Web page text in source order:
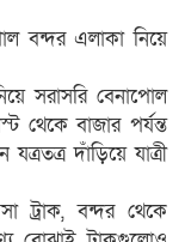
বন্দর এলাকা নিয়ে
সরাসরি বেনাপোল
থেকে বাজার পর্যন্ত
দাঁড়িয়ে যাত্রী
ট্রাক, বন্দর থেকে